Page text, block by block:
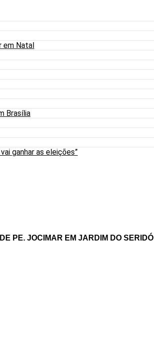
em Natal
Brasília
ganhar as eleições”
PE. JOCIMAR EM JARDIM DO SERIDÓ